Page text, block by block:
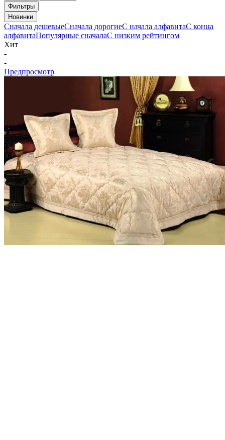
Фильтры
Новинки
Сначала дешевыеСначала дорогиеС начала алфавитаС конца
алфавитаПопулярные сначалаС низким рейтингом
Хит
-
-
Предпросмотр